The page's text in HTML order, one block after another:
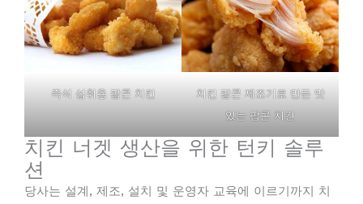
즉석 섭취용 팝콘 치킨
치킨 팝콘 제조기로 만든 맛
있는 팝콘 치킨
치킨 너겟 생산을 위한 턴키 솔루
션
당사는 설계, 제조, 설치 및 운영자 교육에 이르기까지 치